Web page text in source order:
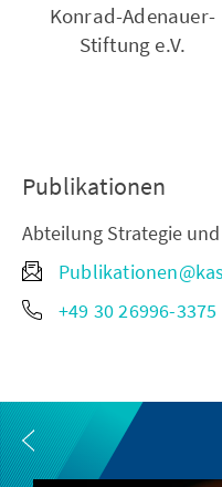
Konrad-Adenauer-
Stiftung e.V.
Publikationen
Abteilung Strategie
+49 30 26996-3375